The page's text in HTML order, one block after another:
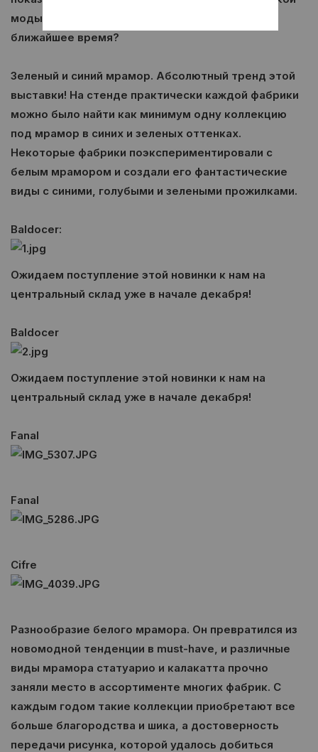
моды. Итак, что останется актуальным в
ближайшее время?
Зеленый и синий мрамор. Абсолютный тренд этой
выставки! На стенде практически каждой фабрики
можно было найти как минимум одну коллекцию
под мрамор в синих и зеленых оттенках.
Некоторые фабрики поэкспериментировали с
белым мрамором и создали его фантастические
виды с синими, голубыми и зелеными прожилками.
Baldocer:
Ожидаем поступление этой новинки к нам на
центральный склад уже в начале декабря!
Baldocer
Ожидаем поступление этой новинки к нам на
центральный склад уже в начале декабря!
Fanal
Fanal
Cifre
Разнообразие белого мрамора. Он превратился из
новомодной тенденции в must-have, и различные
виды мрамора статуарио и калакатта прочно
заняли место в ассортименте многих фабрик. С
каждым годом такие коллекции приобретают все
больше благородства и шика, а достоверность
передачи рисунка, которой удалось добиться